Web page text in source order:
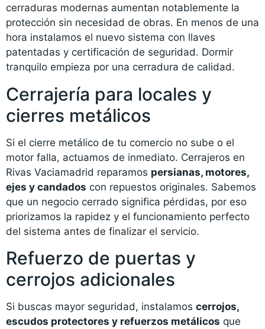
cerraduras modernas aumentan notablemente la
protección sin necesidad de obras. En menos de una
hora instalamos el nuevo sistema con llaves
patentadas y certificación de seguridad. Dormir
tranquilo empieza por una cerradura de calidad.
Cerrajería para locales y
cierres metálicos
Si el cierre metálico de tu comercio no sube o el
motor falla, actuamos de inmediato. Cerrajeros en
Rivas Vaciamadrid reparamos persianas, motores,
ejes y candados con repuestos originales. Sabemos
que un negocio cerrado significa pérdidas, por eso
priorizamos la rapidez y el funcionamiento perfecto
del sistema antes de finalizar el servicio.
Refuerzo de puertas y
cerrojos adicionales
Si buscas mayor seguridad, instalamos cerrojos,
escudos protectores y refuerzos metálicos que